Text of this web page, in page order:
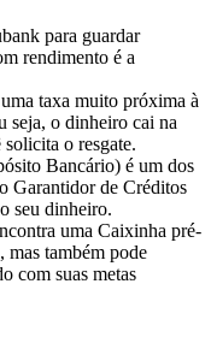
para guardar
rendimento é a
taxa muito próxima à
seja, o dinheiro cai na
o resgate.
Bancário) é um dos
Garantidor de Créditos
seu dinheiro.
uma Caixinha pré-
mas também pode
com suas metas